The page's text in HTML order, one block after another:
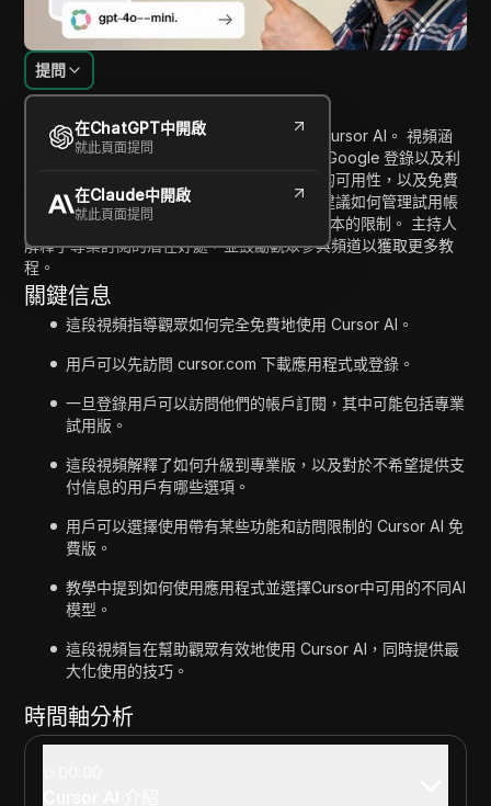
內容介紹
提問
在ChatGPT中開啟
就此頁面提問
在Claude中開啟
就此頁面提問
在這個教程中，主持人演示了如何免費使用 Cursor AI。 視頻涵
蓋了訪問 cursor.com、下載應用程式、使用 Google 登錄以及利
用其功能等步驟。 該指南強調了專業版試用的可用性，以及免費
版和專業版之間的訪問和功能差異。 觀眾被建議如何管理試用帳
號，以及使用 Cursor AI 的選項，包括免費版本的限制。 主持人
解釋了專業訂閱的潛在好處，並鼓勵觀眾參與頻道以獲取更多教
程。
關鍵信息
這段視頻指導觀眾如何完全免費地使用 Cursor AI。
用戶可以先訪問 cursor.com 下載應用程式或登錄。
一旦登錄用戶可以訪問他們的帳戶訂閱，其中可能包括專業
試用版。
這段視頻解釋了如何升級到專業版，以及對於不希望提供支
付信息的用戶有哪些選項。
用戶可以選擇使用帶有某些功能和訪問限制的 Cursor AI 免
費版。
教學中提到如何使用應用程式並選擇Cursor中可用的不同AI
模型。
這段視頻旨在幫助觀眾有效地使用 Cursor AI，同時提供最
大化使用的技巧。
時間軸分析